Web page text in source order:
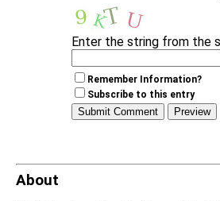
Enter the string from the
Remember Information?
Subscribe to this entry
About